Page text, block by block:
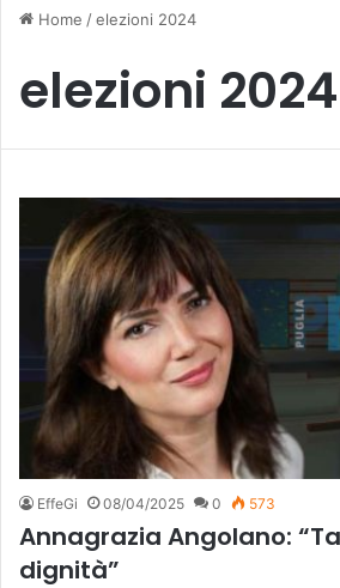
Home /elezioni 2024
elezioni 2024
EffeGi 08/04/2025 0 573
Annagrazia Angolano:
dignità”